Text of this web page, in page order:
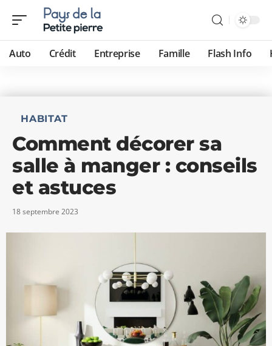
Auto Crédit Entreprise Famille Flash Info
HABITAT
Comment décorer sa
salle à manger : conseils
et astuces
18 septembre 2023